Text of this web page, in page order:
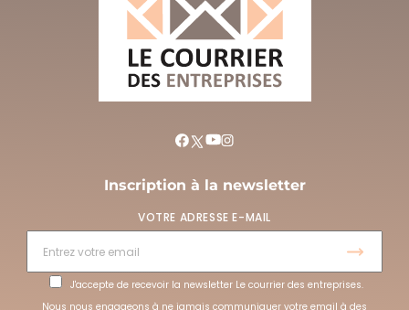
Inscription à la newsletter
VOTRE ADRESSE E-MAIL
J'accepte de recevoir la newsletter Le courrier des entreprises.
Nous nous engageons à ne jamais communiquer votre email à des